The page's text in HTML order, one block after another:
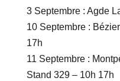
3 Septembre : Agde
10 Septembre :
17h
11 Septembre :
Stand 329 – 10h 17h